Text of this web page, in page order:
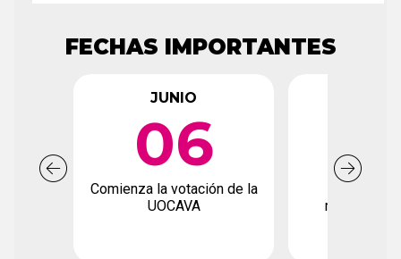
FECHAS IMPORTANTES
JUNIO
06
Comienza la votación de la
UOCAVA
registro de